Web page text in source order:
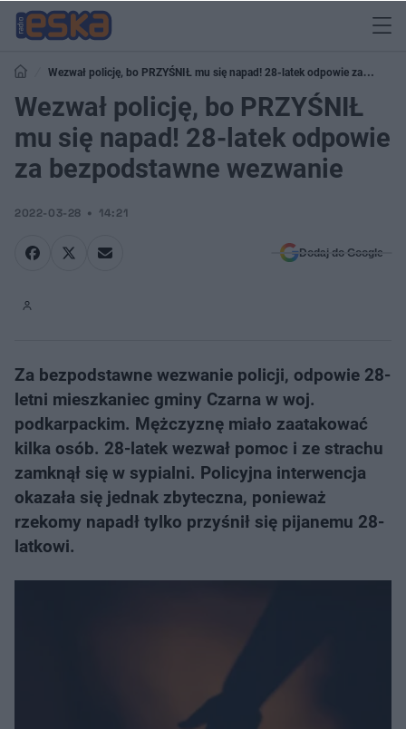
Wezwał policję, bo PRZYŚNIŁ mu się napad! 28-latek odpowie za
bezpodstawne wezwanie
Wezwał policję, bo PRZYŚNIŁ
mu się napad! 28-latek odpowie
za bezpodstawne wezwanie
2022-03-28 14:21
Dodaj do Google
Za bezpodstawne wezwanie policji, odpowie 28-
letni mieszkaniec gminy Czarna w woj.
podkarpackim. Mężczyznę miało zaatakować
kilka osób. 28-latek wezwał pomoc i ze strachu
zamknął się w sypialni. Policyjna interwencja
okazała się jednak zbyteczna, ponieważ
rzekomy napadł tylko przyśnił się pijanemu 28-
latkowi.